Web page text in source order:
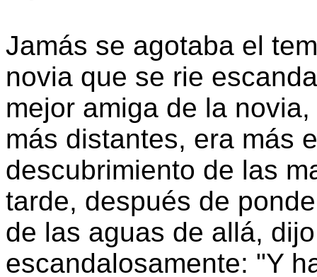
Jamás se agotaba el
novia que se rie
mejor amiga de la
más distantes, era más
descubrimiento de las
tarde, después de
de las aguas de allá,
escandalosamente: "Y